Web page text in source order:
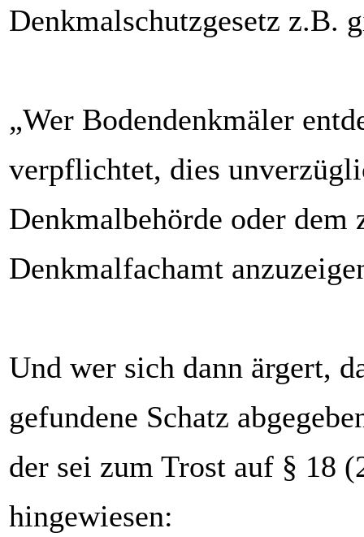
Denkmalschutzgesetz z.B.
„Wer Bodendenkmäler
verpflichtet, dies
Denkmalbehörde oder dem
Denkmalfachamt
Und wer sich dann ärgert,
gefundene Schatz
der sei zum Trost auf § 18
hingewiesen: